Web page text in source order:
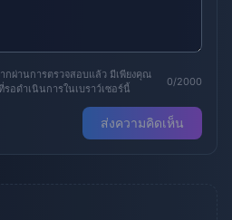
กผ่านการตรวจสอบแล้ว มีเพียงคุณ
อดำเนินการในเบราว์เซอร์นี้
0/2000
ส่งความคิดเห็น